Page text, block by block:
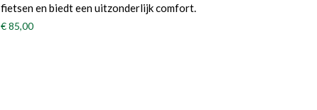
fietsen en biedt een uitzonderlijk comfort.
€ 85,00